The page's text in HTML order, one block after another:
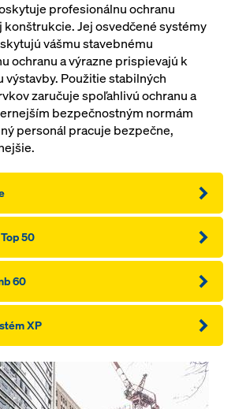
profesionálnu ochranu
konštrukcie. Jej osvedčené systémy
vášmu stavebnému
ochranu a výrazne prispievajú k
Použitie stabilných
zaručuje spoľahlivú ochranu a
bezpečnostným normám
personál pracuje bezpečne,
50
60
XP